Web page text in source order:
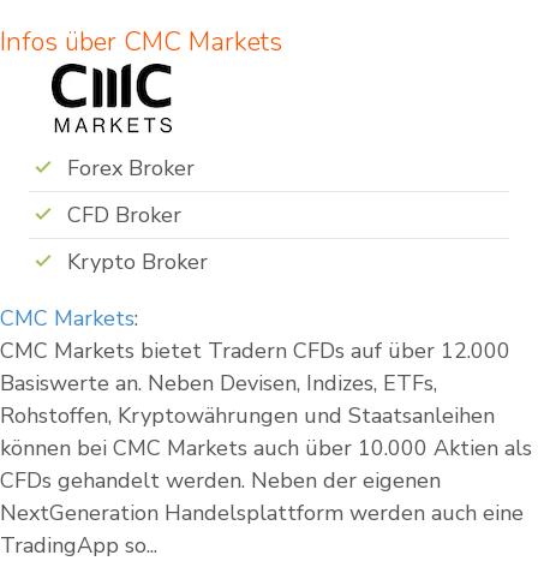
Infos über CMC Markets
Forex Broker
CFD Broker
Krypto Broker
CMC Markets:
CMC Markets bietet Tradern CFDs auf über 12.000
Basiswerte an. Neben Devisen, Indizes, ETFs,
Rohstoffen, Kryptowährungen und Staatsanleihen
können bei CMC Markets auch über 10.000 Aktien als
CFDs gehandelt werden. Neben der eigenen
NextGeneration Handelsplattform werden auch eine
TradingApp so...